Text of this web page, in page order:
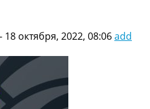
18 октября, 2022, 08:06add